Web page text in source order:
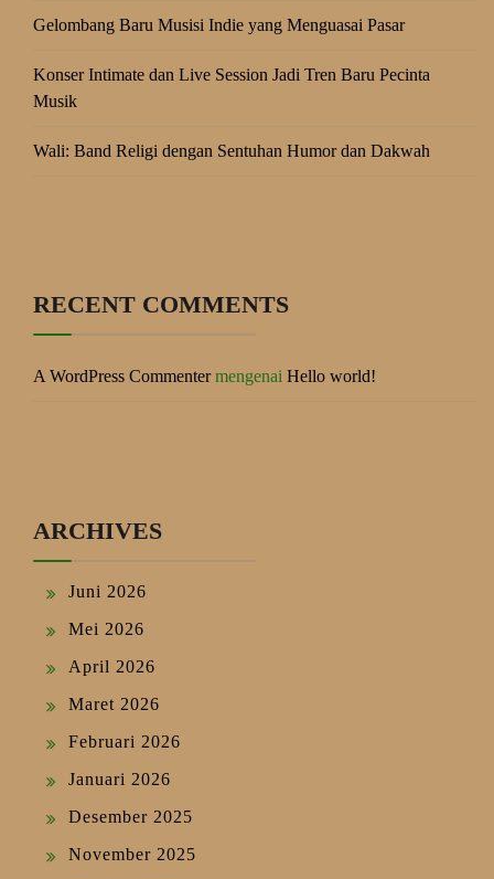
Gelombang Baru Musisi Indie yang Menguasai Pasar
Konser Intimate dan Live Session Jadi Tren Baru Pecinta
Musik
Wali: Band Religi dengan Sentuhan Humor dan Dakwah
RECENT COMMENTS
A WordPress Commentermengenai Hello world!
ARCHIVES
Juni 2026
Mei 2026
April 2026
Maret 2026
Februari 2026
Januari 2026
Desember 2025
November 2025